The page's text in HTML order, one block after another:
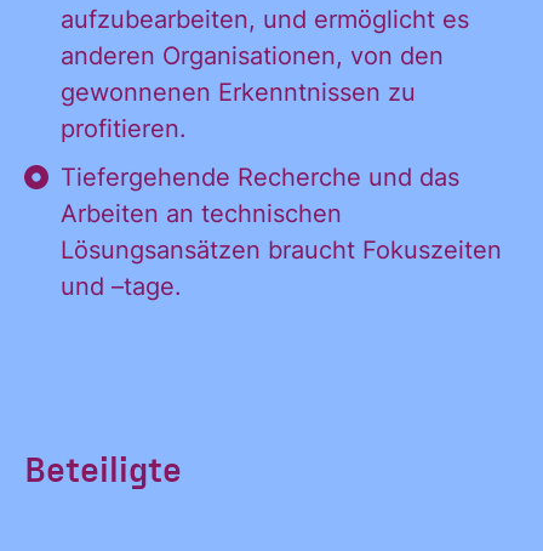
aufzubearbeiten, und ermöglicht es
anderen Organisationen, von den
gewonnenen Erkenntnissen zu
profitieren.
Tiefergehende Recherche und das
Arbeiten an technischen
Lösungsansätzen braucht Fokuszeiten
und –tage.
Beteiligte